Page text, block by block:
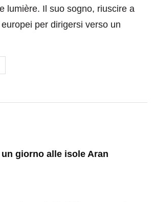
lumière. Il suo sogno, riuscire a
per dirigersi verso un
giorno alle isole Aran